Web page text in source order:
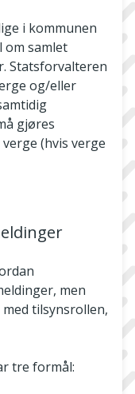
i kommunen
om samlet
Statsforvalteren
og/eller
gjøres
(hvis verge
men
tilsynsrollen,
tre formål: